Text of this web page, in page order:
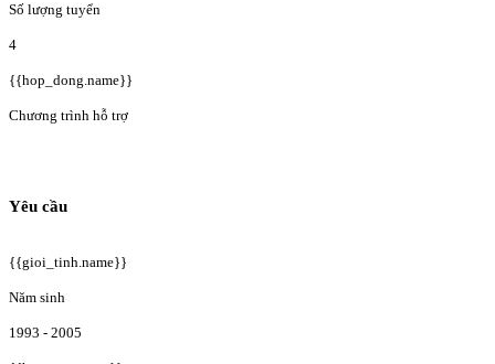
Số lượng tuyển
4
{{hop_dong.name}}
Chương trình hỗ trợ
Yêu cầu
{{gioi_tinh.name}}
Năm sinh
1993 - 2005